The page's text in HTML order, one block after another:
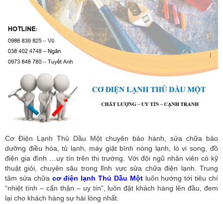
Cơ Điện Lạnh Thủ Dầu Một chuyên bảo hành, sửa chữa bảo
dưỡng điều hòa, tủ lạnh, máy giặt bình nóng lạnh, lò vi song, đồ
điện gia đình …uy tín trên thị trường. Với đội ngũ nhân viên có kỹ
thuật giỏi, chuyên sâu trong lĩnh vực sửa chữa điện lạnh. Trung
tâm sửa chữa cơ điện lạnh Thủ Dầu Mộtluôn hướng tới tiêu chí
“nhiệt tình – cẩn thận – uy tín”, luôn đặt khách hàng lên đầu, đem
lại cho khách hàng sự hài lòng nhất.